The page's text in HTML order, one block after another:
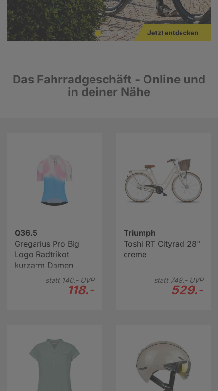
Das Fahrradgeschäft - Online und
in deiner Nähe
Q36.5
Gregarius Pro Big
Logo Radtrikot
kurzarm Damen
statt 140.-UVP
118.-
Triumph
Toshi RT Cityrad 28"
creme
statt 749.-UVP
529.-